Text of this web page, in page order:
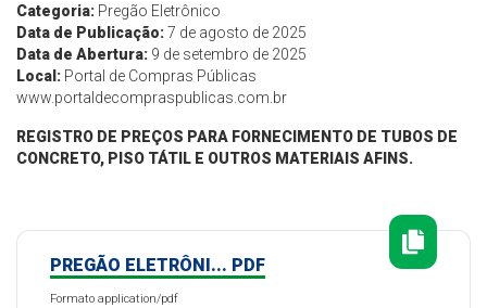
Categoria: Pregão Eletrônico
Data de Publicação:7 de agosto de 2025
Data de Abertura: 9 de setembro de 2025
Local: Portal de Compras Públicas
www.portaldecompraspublicas.com.br
REGISTRO DE PREÇOS PARA FORNECIMENTO DE TUBOS DE
CONCRETO, PISO TÁTIL E OUTROS MATERIAIS AFINS.
PREGÃO ELETRÔNI... PDF
Formato application/pdf